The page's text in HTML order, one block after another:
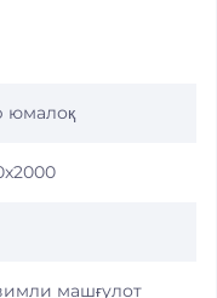
юмалоқ
машғулот